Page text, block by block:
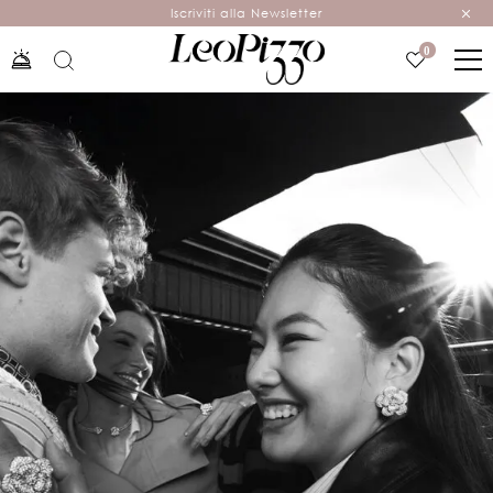
Iscriviti alla Newsletter
0